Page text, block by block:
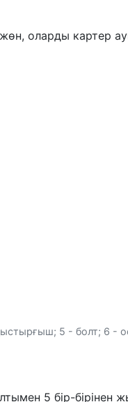
жөн, оларды картер
5 - болт; 6 -
5 бір-